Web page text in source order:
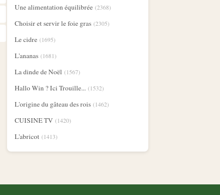
Une alimentation équilibrée (2368)
Choisir et servir le foie gras (2305)
Le cidre (1695)
L'ananas (1681)
La dinde de Noël (1567)
Hallo Win ? Ici Trouille... (1532)
L'origine du gâteau des rois (1462)
CUISINE TV (1420)
L'abricot (1413)